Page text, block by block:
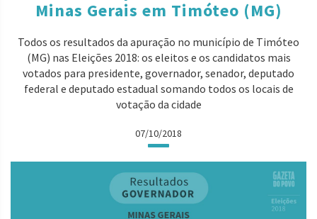
Minas Gerais em Timóteo (MG)
Todos os resultados da apuração no município de Timóteo
(MG) nas Eleições 2018: os eleitos e os candidatos mais
votados para presidente, governador, senador, deputado
federal e deputado estadual somando todos os locais de
votação da cidade
07/10/2018